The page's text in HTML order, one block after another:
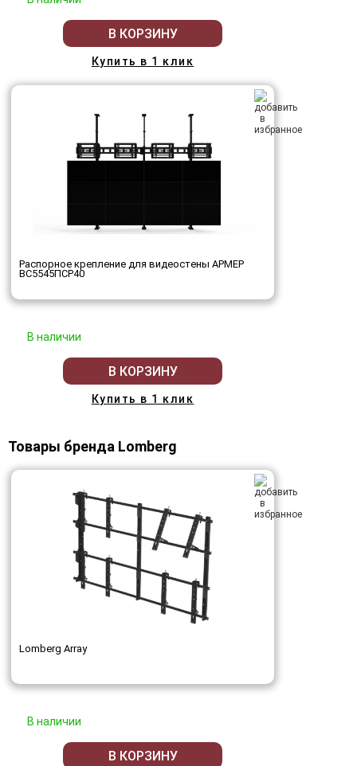
В КОРЗИНУ
Купить в 1 клик
Распорное крепление для видеостены АРМЕР
ВС5545ПСР40
В наличии
В КОРЗИНУ
Купить в 1 клик
Товары бренда Lomberg
Lomberg Array
В наличии
В КОРЗИНУ